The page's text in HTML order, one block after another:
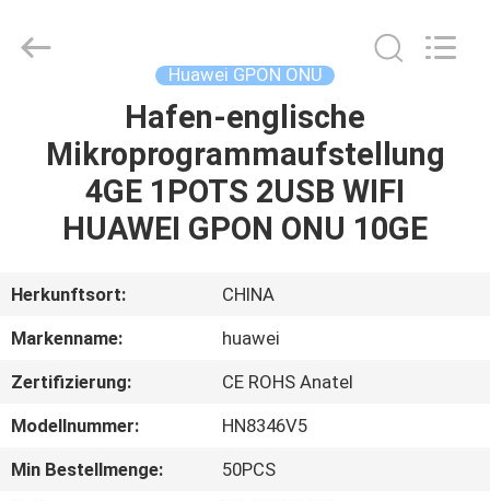
PRODUKTE
UNS
AUSFLUG
QUALITÄTSKONTROLLE
LIMITED.
Huawei GPON ONU
Hafen-englische
Mikroprogrammaufstellung
4GE 1POTS 2USB WIFI
HUAWEI GPON ONU 10GE
Herkunftsort:
CHINA
Markenname:
huawei
Zertifizierung:
CE ROHS Anatel
Modellnummer:
HN8346V5
Min Bestellmenge:
50PCS